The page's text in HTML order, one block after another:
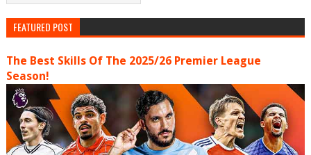
FEATURED POST
The Best Skills Of The 2025/26 Premier League
Season!